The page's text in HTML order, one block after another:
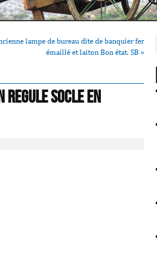
lampe de bureau dite de banquier fer
émaillé et laiton Bon état. SB »
Socle En